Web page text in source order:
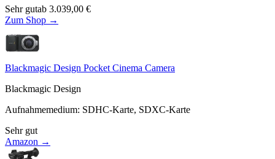
Sehr gutab 3.039,00 €
Zum Shop →
Blackmagic Design Pocket Cinema Camera
Blackmagic Design
Aufnahmemedium: SDHC-Karte, SDXC-Karte
Sehr gut
Amazon →